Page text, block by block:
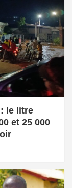
le litre
et 25 000